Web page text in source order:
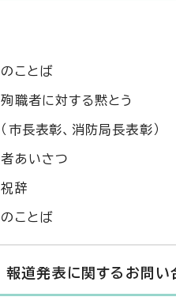
ことば
職者に対する黙とう
市長表彰、消防局長表彰）
あいさつ
辞
ことば
報道発表に関するお問い